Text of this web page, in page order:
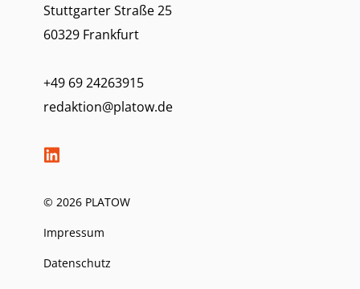
Stuttgarter Straße 25
60329 Frankfurt
+49 69 24263915
redaktion@platow.de
© 2026 PLATOW
Impressum
Datenschutz